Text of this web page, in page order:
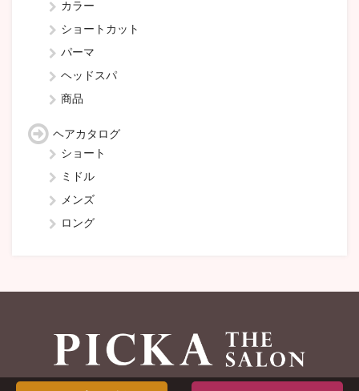
カラー
ショートカット
パーマ
ヘッドスパ
商品
ヘアカタログ
ショート
ミドル
メンズ
ロング